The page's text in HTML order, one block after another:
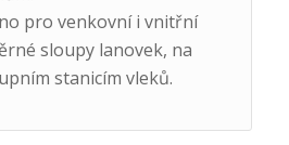
pro venkovní i vnitřní
sloupy lanovek, na
stanicím vleků.